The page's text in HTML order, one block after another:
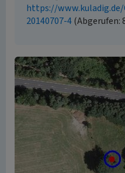
https://
20140707-4(Abgerufen: